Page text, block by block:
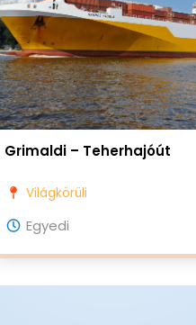
Grimaldi – Teherhajóút
Világkörüli
Egyedi